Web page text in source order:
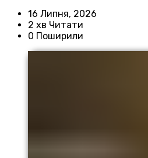
16 Липня, 2026
2 хв Читати
0 Поширили